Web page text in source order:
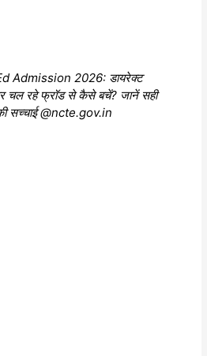
Admission 2026: डायरेक्ट
चल रहे फ्रॉड से कैसे बचें? जानें सही
सच्चाई @ncte.gov.in